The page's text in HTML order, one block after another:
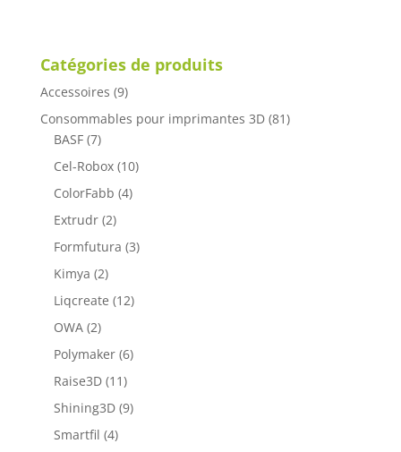
Catégories de produits
Accessoires (9)
Consommables pour imprimantes 3D (81)
BASF (7)
Cel-Robox (10)
ColorFabb (4)
Extrudr (2)
Formfutura (3)
Kimya (2)
Liqcreate (12)
OWA (2)
Polymaker (6)
Raise3D (11)
Shining3D (9)
Smartfil (4)